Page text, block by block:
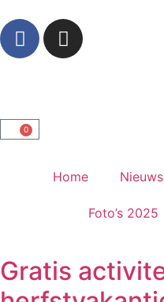
0
Home Nieuws
Foto’s 2025
Gratis